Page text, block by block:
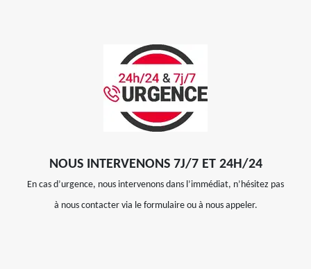
NOUS INTERVENONS 7J/7 ET 24H/24
En cas d’urgence, nous intervenons dans l’immédiat, n’hésitez pas
à nous contacter via le formulaire ou à nous appeler.